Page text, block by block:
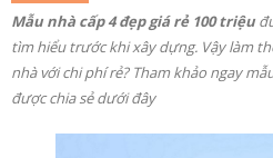
Mẫu nhà cấp 4 đẹp giá rẻ 100 triệu
tìm hiểu trước khi xây dựng. Vậy làm
nhà với chi phí rẻ? Tham khảo ngay
được chia sẻ dưới đây